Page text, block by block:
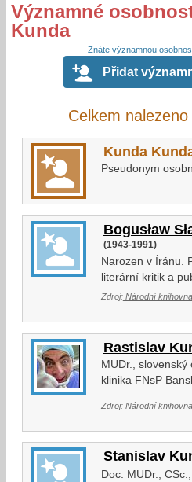
Významné
Kunda
Znáte významnou
Přidat
Celkem nalezeno
Kunda
Pseudonym
Bogusław
(1943-1991)
Narozen v Íránu.
literární kritik a
Zdroj:Národní
Rastislav
MUDr.,
klinika FNsP
Zdroj:Národní
Stanislav
Doc. MUDr.,